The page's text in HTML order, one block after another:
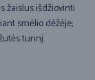
žaislus išdžiovinti
smėlio dėžėje;
turinį.